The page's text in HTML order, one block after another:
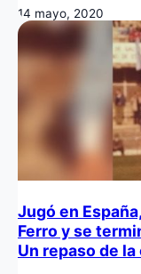
14 mayo, 2020
Jugó en
Ferro y se
Un repaso de la